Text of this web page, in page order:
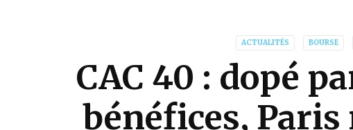
ACTUALITÉS BOURSE
CAC 40 : dopé
bénéfices,